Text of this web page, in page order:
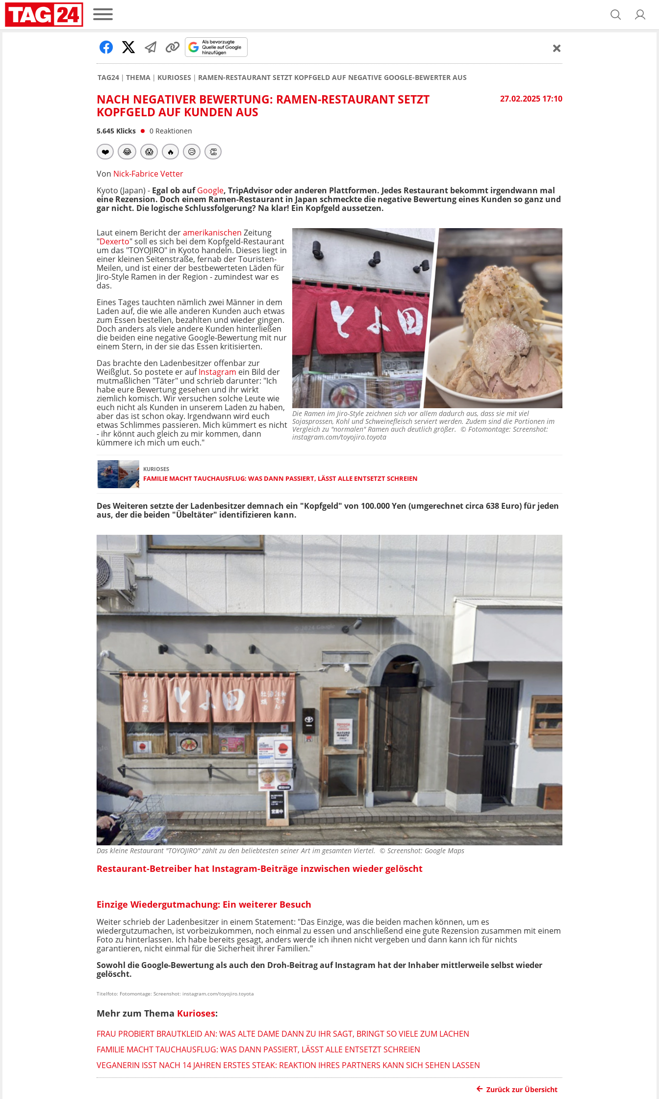
TAG24 THEMA KURIOSES RAMEN-RESTAURANT SETZT KOPFGELD AUF NEGATIVE GOOGLE-BEWERTER AUS
27.02.2025 17:10
NACH NEGATIVER BEWERTUNG: RAMEN-RESTAURANT SETZT
KOPFGELD AUF KUNDEN AUS
5.645 Klicks 0 Reaktionen
❤️ 😂 😱 🔥 😥 👏
Von Nick-Fabrice Vetter
Kyoto (Japan) - Egal ob aufGoogle, TripAdvisor oder anderen Plattformen. Jedes Restaurant bekommt irgendwann mal
eine Rezension. Doch einem Ramen-Restaurant in Japan schmeckte die negative Bewertung eines Kunden so ganz und
gar nicht. Die logische Schlussfolgerung? Na klar! Ein Kopfgeld aussetzen.
Die Ramen im Jiro-Style zeichnen sich vor allem dadurch aus, dass sie mit viel
Sojasprossen, Kohl und Schweinefleisch serviert werden. Zudem sind die Portionen im
Vergleich zu "normalen" Ramen auch deutlich größer. © Fotomontage: Screenshot:
instagram.com/toyojiro.toyota
Laut einem Bericht deramerikanischen Zeitung
"Dexerto" soll es sich bei dem Kopfgeld-Restaurant
um das "TOYOJIRO" in Kyoto handeln. Dieses liegt in
einer kleinen Seitenstraße, fernab der Touristen-
Meilen, und ist einer der bestbewerteten Läden für
Jiro-Style Ramen in der Region - zumindest war es
das.
Eines Tages tauchten nämlich zwei Männer in dem
Laden auf, die wie alle anderen Kunden auch etwas
zum Essen bestellen, bezahlten und wieder gingen.
Doch anders als viele andere Kunden hinterließen
die beiden eine negative Google-Bewertung mit nur
einem Stern, in der sie das Essen kritisierten.
Das brachte den Ladenbesitzer offenbar zur
Weißglut. So postete er aufInstagram ein Bild der
mutmaßlichen "Täter" und schrieb darunter: "Ich
habe eure Bewertung gesehen und ihr wirkt
ziemlich komisch. Wir versuchen solche Leute wie
euch nicht als Kunden in unserem Laden zu haben,
aber das ist schon okay. Irgendwann wird euch
etwas Schlimmes passieren. Mich kümmert es nicht
- ihr könnt auch gleich zu mir kommen, dann
kümmere ich mich um euch."
KURIOSES
FAMILIE MACHT TAUCHAUSFLUG: WAS DANN PASSIERT, LÄSST ALLE ENTSETZT SCHREIEN
Des Weiteren setzte der Ladenbesitzer demnach ein "Kopfgeld" von 100.000 Yen (umgerechnet circa 638 Euro) für jeden
aus, der die beiden "Übeltäter" identifizieren kann.
Das kleine Restaurant "TOYOJIRO" zählt zu den beliebtesten seiner Art im gesamten Viertel. © Screenshot: Google Maps
Restaurant-Betreiber hat Instagram-Beiträge inzwischen wieder gelöscht
Einzige Wiedergutmachung: Ein weiterer Besuch
Weiter schrieb der Ladenbesitzer in einem Statement: "Das Einzige, was die beiden machen können, um es
wiedergutzumachen, ist vorbeizukommen, noch einmal zu essen und anschließend eine gute Rezension zusammen mit einem
Foto zu hinterlassen. Ich habe bereits gesagt, anders werde ich ihnen nicht vergeben und dann kann ich für nichts
garantieren, nicht einmal für die Sicherheit ihrer Familien."
Sowohl die Google-Bewertung als auch den Droh-Beitrag auf Instagram hat der Inhaber mittlerweile selbst wieder
gelöscht.
Titelfoto: Fotomontage: Screenshot: instagram.com/toyojiro.toyota
Mehr zum Thema Kurioses:
FRAU PROBIERT BRAUTKLEID AN: WAS ALTE DAME DANN ZU IHR SAGT, BRINGT SO VIELE ZUM LACHEN
FAMILIE MACHT TAUCHAUSFLUG: WAS DANN PASSIERT, LÄSST ALLE ENTSETZT SCHREIEN
VEGANERIN ISST NACH 14 JAHREN ERSTES STEAK: REAKTION IHRES PARTNERS KANN SICH SEHEN LASSEN
Zurück zur Übersicht